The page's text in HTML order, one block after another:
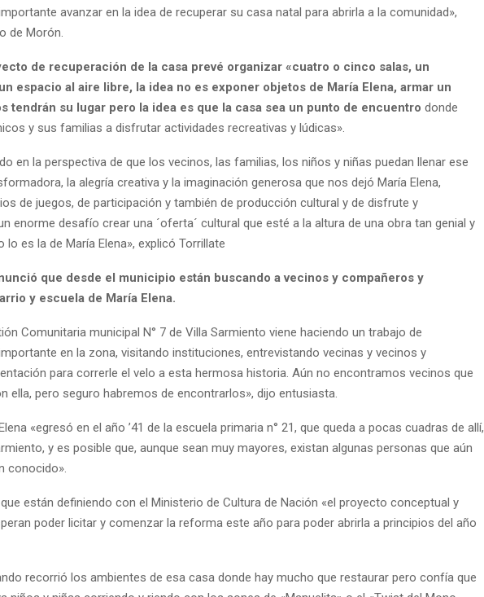
avanzar en la idea de recuperar su casa natal para abrirla a la comunidad»,
de Morón.
de recuperación de la casa prevé organizar «cuatro o cinco salas, un
espacio al aire libre, la idea no es exponer objetos de María Elena, armar un
tendrán su lugar pero la idea es que la casa sea un punto de encuentro donde
y sus familias a disfrutar actividades recreativas y lúdicas».
en la perspectiva de que los vecinos, las familias, los niños y niñas puedan llenar ese
la alegría creativa y la imaginación generosa que nos dejó María Elena,
de juegos, de participación y también de producción cultural y de disfrute y
enorme desafío crear una ´oferta´ cultural que esté a la altura de una obra tan genial y
es la de María Elena», explicó Torrillate
que desde el municipio están buscando a vecinos y compañeros y
y escuela de María Elena.
Comunitaria municipal N° 7 de Villa Sarmiento viene haciendo un trabajo de
en la zona, visitando instituciones, entrevistando vecinas y vecinos y
para correrle el velo a esta hermosa historia. Aún no encontramos vecinos que
ella, pero seguro habremos de encontrarlos», dijo entusiasta.
«egresó en el año ’41 de la escuela primaria n° 21, que queda a pocas cuadras de allí,
y es posible que, aunque sean muy mayores, existan algunas personas que aún
conocido».
están definiendo con el Ministerio de Cultura de Nación «el proyecto conceptual y
poder licitar y comenzar la reforma este año para poder abrirla a principios del año
recorrió los ambientes de esa casa donde hay mucho que restaurar pero confía que